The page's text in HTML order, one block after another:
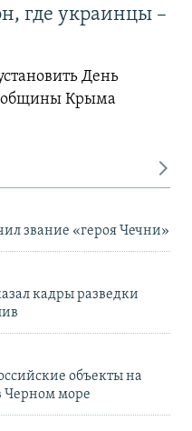
где украинцы –
День
общины Крыма
звание «героя Чечни»
кадры разведки
объекты на
Черном море